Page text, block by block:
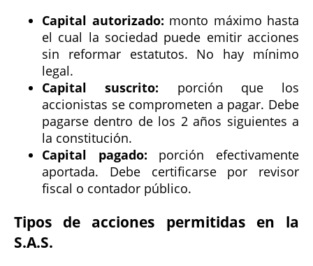
Capital autorizado: monto máximo hasta
el cual la sociedad puede emitir acciones
sin reformar estatutos. No hay mínimo
legal.
Capital suscrito: porción que los
accionistas se comprometen a pagar. Debe
pagarse dentro de los 2 años siguientes a
la constitución.
Capital pagado: porción efectivamente
aportada. Debe certificarse por revisor
fiscal o contador público.
Tipos de acciones permitidas en la
S.A.S.